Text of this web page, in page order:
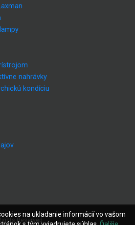
na ukladanie informácií vo vašom
nahrávky
kondíciu
Reserved.